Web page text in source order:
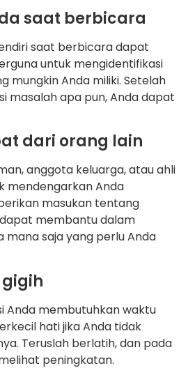
saat berbicara
saat berbicara dapat
untuk mengidentifikasi
mungkin Anda miliki. Setelah
masalah apa pun, Anda dapat
dari orang lain
anggota keluarga, atau ahli
mendengarkan Anda
masukan tentang
dapat membantu dalam
mana saja yang perlu Anda
Anda membutuhkan waktu
hati jika Anda tidak
Teruslah berlatih, dan pada
peningkatan.